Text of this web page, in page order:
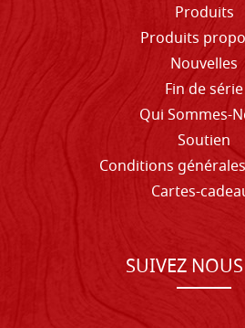
Produits
Produits
Nouvelles
Fin de série
Qui Sommes-
Soutien
Conditions
Cartes-
SUIVEZ